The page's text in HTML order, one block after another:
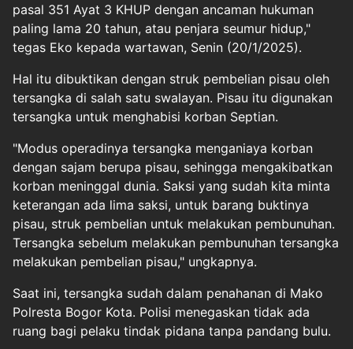
pasal 351 Ayat 3 KHUP dengan ancaman hukuman
paling lama 20 tahun, atau penjara seumur hidup,"
tegas Eko kepada wartawan, Senin (20/1/2025).
Hal itu dibuktikan dengan struk pembelian pisau oleh
tersangka di salah satu swalayan. Pisau itu digunakan
tersangka untuk menghabisi korban Septian.
"Modus operadinya tersangka menganiaya korban
dengan sajam berupa pisau, sehingga mengakibatkan
korban meninggal dunia. Saksi yang sudah kita minta
keterangan ada lima saksi, untuk barang buktinya
pisau, struk pembelian untuk melakukan pembunuhan.
Tersangka sebelum melakukan pembunuhan tersangka
melakukan pembelian pisau," ungkapnya.
Saat ini, tersangka sudah dalam penahanan di Mako
Polresta Bogor Kota. Polisi menegaskan tidak ada
ruang bagi pelaku tindak pidana tanpa pandang bulu.